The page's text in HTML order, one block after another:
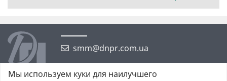
smm@dnpr.com.ua
Мы используем куки для наилучшего